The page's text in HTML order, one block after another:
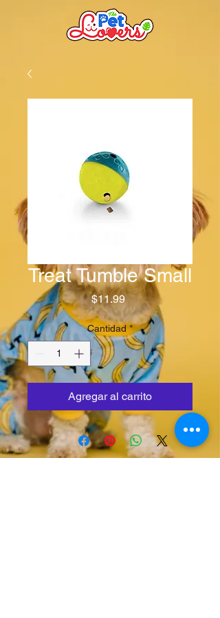
Treat Tumble Small
$11.99Precio
Cantidad *
Agregar al carrito